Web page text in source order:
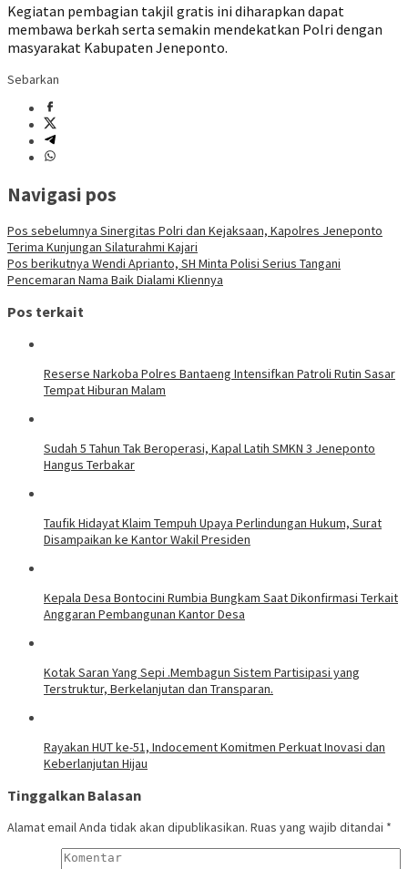
Kegiatan pembagian takjil gratis ini diharapkan dapat
membawa berkah serta semakin mendekatkan Polri dengan
masyarakat Kabupaten Jeneponto.
Sebarkan
Navigasi pos
Pos sebelumnya Sinergitas Polri dan Kejaksaan, Kapolres Jeneponto
Terima Kunjungan Silaturahmi Kajari
Pos berikutnya Wendi Aprianto, SH Minta Polisi Serius Tangani
Pencemaran Nama Baik Dialami Kliennya
Pos terkait
Reserse Narkoba Polres Bantaeng Intensifkan Patroli Rutin Sasar
Tempat Hiburan Malam
Sudah 5 Tahun Tak Beroperasi, Kapal Latih SMKN 3 Jeneponto
Hangus Terbakar
Taufik Hidayat Klaim Tempuh Upaya Perlindungan Hukum, Surat
Disampaikan ke Kantor Wakil Presiden
Kepala Desa Bontocini Rumbia Bungkam Saat Dikonfirmasi Terkait
Anggaran Pembangunan Kantor Desa
Kotak Saran Yang Sepi .Membagun Sistem Partisipasi yang
Terstruktur, Berkelanjutan dan Transparan.
Rayakan HUT ke-51, Indocement Komitmen Perkuat Inovasi dan
Keberlanjutan Hijau
Tinggalkan Balasan
Alamat email Anda tidak akan dipublikasikan. Ruas yang wajib ditandai *